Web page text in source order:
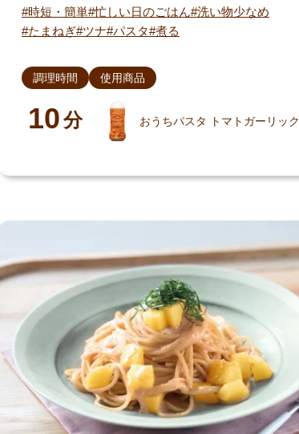
時短・簡単 忙しい日のごはん 洗い物少なめ
たまねぎ ツナ パスタ 煮る
調理時間
10分
使用商品
おうちパスタ トマトガーリック